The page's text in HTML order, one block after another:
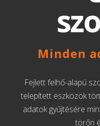
Minden
Fejlett felhő-alapú
telepített eszközök
adatok gyűjtésére
törőn